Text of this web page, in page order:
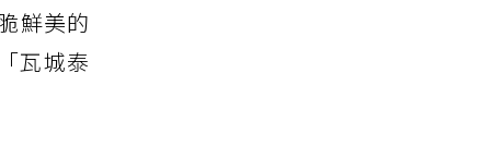
鮮美的
瓦城泰